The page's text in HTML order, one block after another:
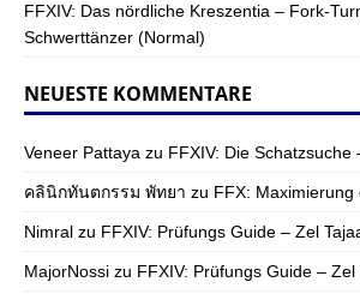
FFXIV: Das nördliche Kreszentia – Fork-
Schwerttänzer (Normal)
NEUESTE KOMMENTARE
Veneer Pattaya zu FFXIV: Die Schatzsuche
คลินิกทันตกรรม พัทยา zu FFX: Maximierung
Nimral zu FFXIV: Prüfungs Guide – Zel
MajorNossi zu FFXIV: Prüfungs Guide – Zel